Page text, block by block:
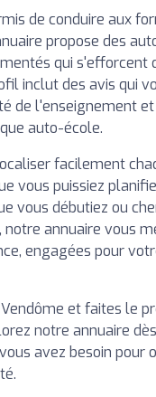
de conduire aux
propose des
qui s'efforcent
inclut des avis qui
de l'enseignement et
auto-école.
facilement
vous puissiez
vous débutiez ou
annuaire vous
engagées pour
et faites le
notre annuaire dès
avez besoin pour